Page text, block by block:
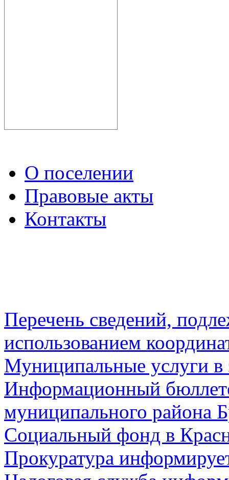
О поселении
Правовые акты
Контакты
Перечень сведений,
использованием
Муниципальные услуги в
Информационный
муниципального района
Социальный фонд в
Прокуратура